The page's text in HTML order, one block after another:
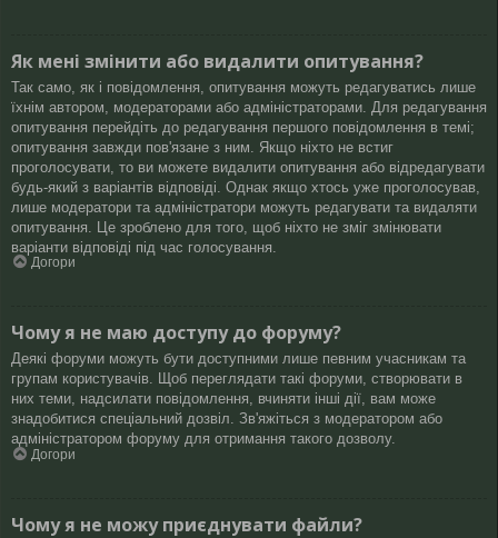
Як мені змінити або видалити опитування?
Так само, як і повідомлення, опитування можуть редагуватись лише
їхнім автором, модераторами або адміністраторами. Для редагування
опитування перейдіть до редагування першого повідомлення в темі;
опитування завжди пов'язане з ним. Якщо ніхто не встиг
проголосувати, то ви можете видалити опитування або відредагувати
будь-який з варіантів відповіді. Однак якщо хтось уже проголосував,
лише модератори та адміністратори можуть редагувати та видаляти
опитування. Це зроблено для того, щоб ніхто не зміг змінювати
варіанти відповіді під час голосування.
Догори
Чому я не маю доступу до форуму?
Деякі форуми можуть бути доступними лише певним учасникам та
групам користувачів. Щоб переглядати такі форуми, створювати в
них теми, надсилати повідомлення, вчиняти інші дії, вам може
знадобитися спеціальний дозвіл. Зв'яжіться з модератором або
адміністратором форуму для отримання такого дозволу.
Догори
Чому я не можу приєднувати файли?